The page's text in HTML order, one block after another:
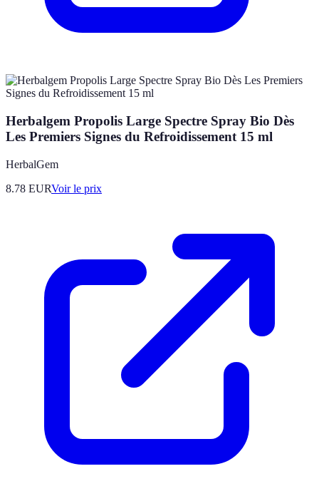
Herbalgem Propolis Large Spectre Spray Bio Dès
Les Premiers Signes du Refroidissement 15 ml
HerbalGem
8.78 EURVoir le prix